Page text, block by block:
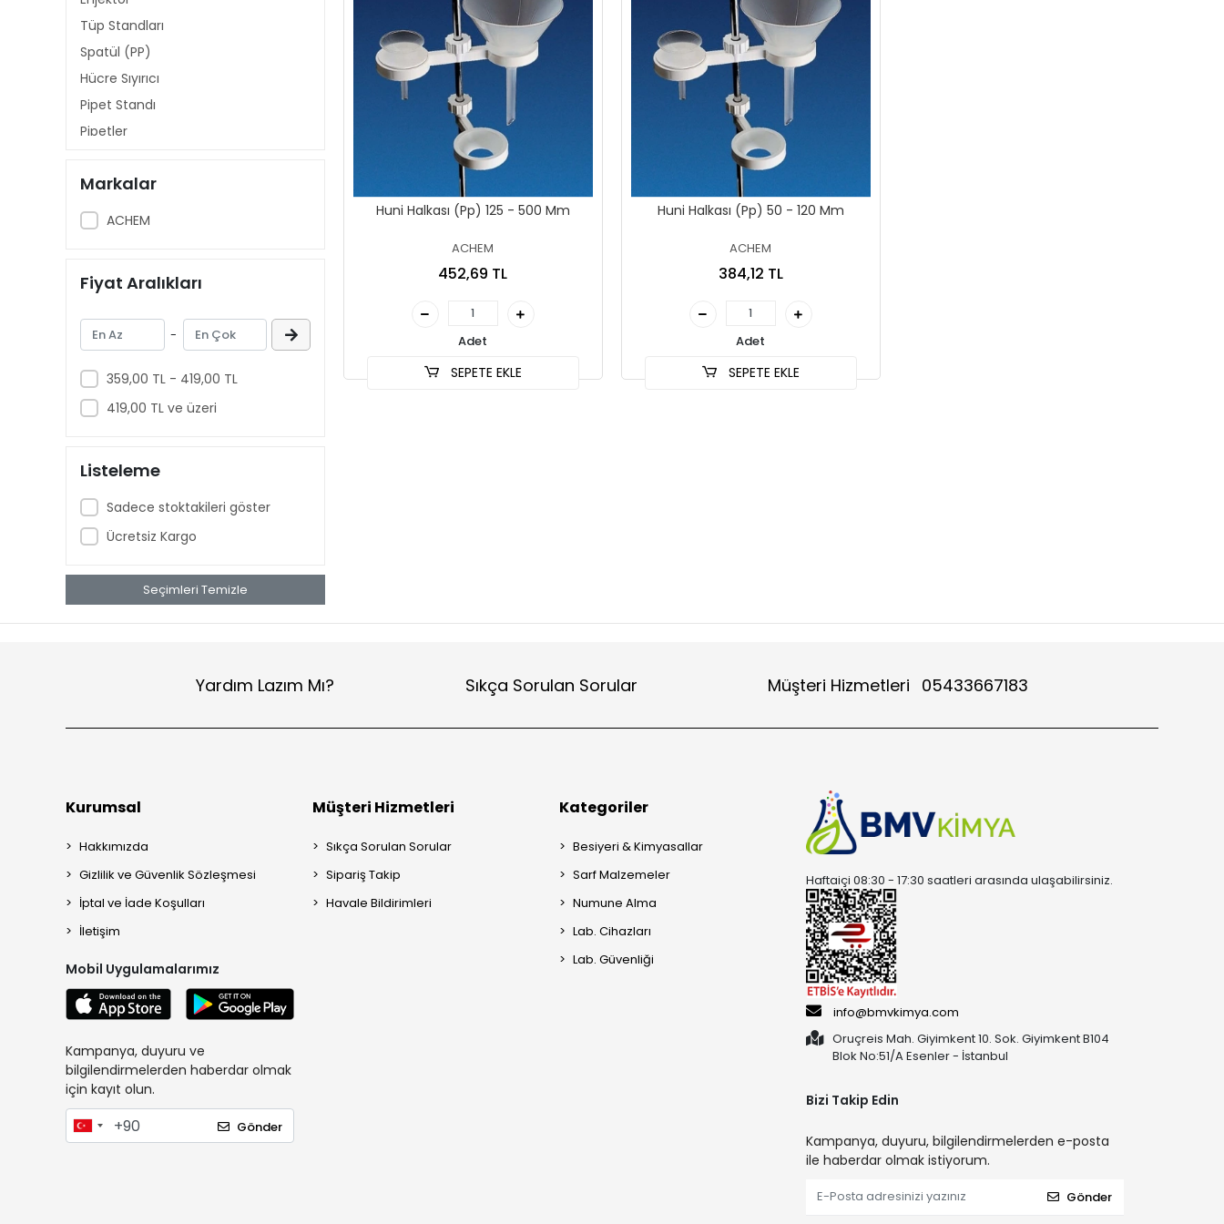
Tüp Standları
Spatül (PP)
Hücre Sıyırıcı
Pipet Standı
Pipetler
Pastör Pipeti
Beherler
Saat Camı
Balık ve Balık Tutucular
Plastik Mezür
Lam Kutusu
Desikatör (PP)
Buhner Hunisi
Plastik Tüpler
Huni Halkası (PP)
Micropipet
Piset
Erlen (PP)
Markalar
ACHEM
Fiyat Aralıkları
-
359,00 TL - 419,00 TL
419,00 TL ve üzeri
Listeleme
Sadece stoktakileri göster
Ücretsiz Kargo
Seçimleri Temizle
Huni Halkası (Pp) 125 - 500 Mm
ACHEM
452,69 TL
Adet
SEPETE EKLE
Huni Halkası (Pp) 50 - 120 Mm
ACHEM
384,12 TL
Adet
SEPETE EKLE
Yardım Lazım Mı? Sıkça Sorulan Sorular Müşteri Hizmetleri 05433667183
Kurumsal
Hakkımızda
Gizlilik ve Güvenlik Sözleşmesi
İptal ve İade Koşulları
İletişim
Mobil Uygulamalarımız
Kampanya, duyuru ve
bilgilendirmelerden haberdar olmak
için kayıt olun.
Gönder
Müşteri Hizmetleri
Sıkça Sorulan Sorular
Sipariş Takip
Havale Bildirimleri
Kategoriler
Besiyeri & Kimyasallar
Sarf Malzemeler
Numune Alma
Lab. Cihazları
Lab. Güvenliği
Haftaiçi 08:30 - 17:30 saatleri arasında ulaşabilirsiniz.
info@bmvkimya.com
Oruçreis Mah. Giyimkent 10. Sok. Giyimkent B104
Blok No:51/A Esenler - İstanbul
Bizi Takip Edin
Kampanya, duyuru, bilgilendirmelerden e-posta
ile haberdar olmak istiyorum.
Gönder